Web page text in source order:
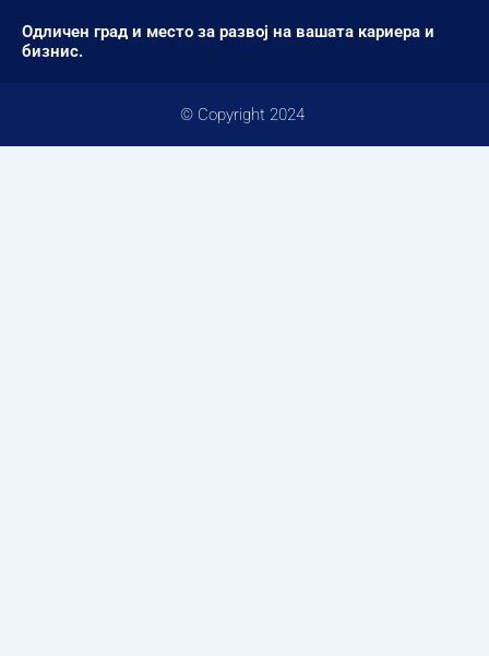
Одличен град и место за развој на вашата кариера и
бизнис.
© Copyright 2024